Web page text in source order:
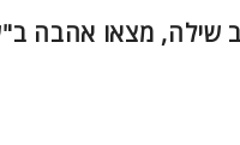
מצאו אהבה